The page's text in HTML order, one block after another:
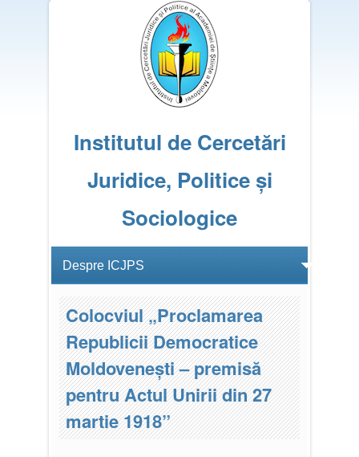
Institutul de Cercetări
Juridice, Politice și
Sociologice
Colocviul „Proclamarea
Republicii Democratice
Moldovenești – premisă
pentru Actul Unirii din 27
martie 1918”